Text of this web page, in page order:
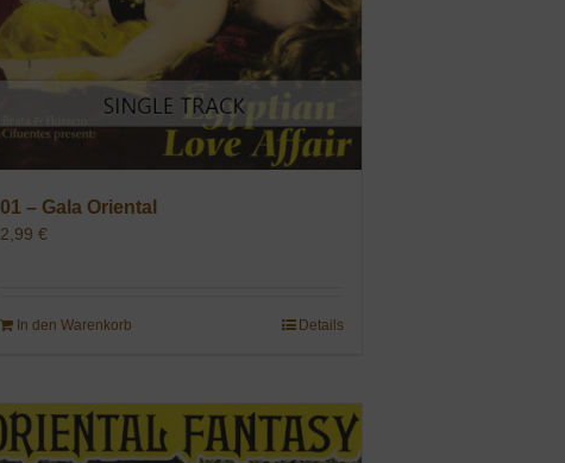
01 – Gala Oriental
2,99 €
In den Warenkorb Details